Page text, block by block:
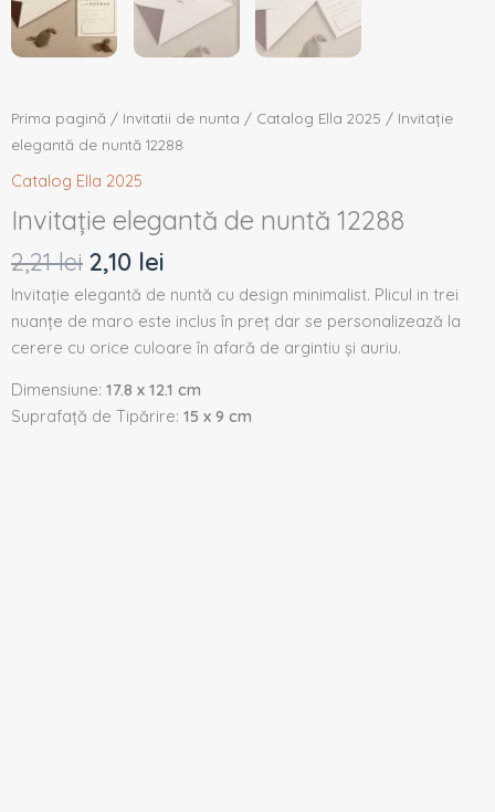
Prima pagină / Invitatii de nunta / Catalog Ella 2025 / Invitație
elegantă de nuntă 12288
Catalog Ella 2025
Invitație elegantă de nuntă 12288
2,21lei 2,10 lei
Invitație elegantă de nuntă cu design minimalist. Plicul in trei
nuanțe de maro este inclus în preț dar se personalizează la
cerere cu orice culoare în afară de argintiu și auriu.
Dimensiune: 17.8 x 12.1 cm
Suprafață de Tipărire: 15 x 9 cm